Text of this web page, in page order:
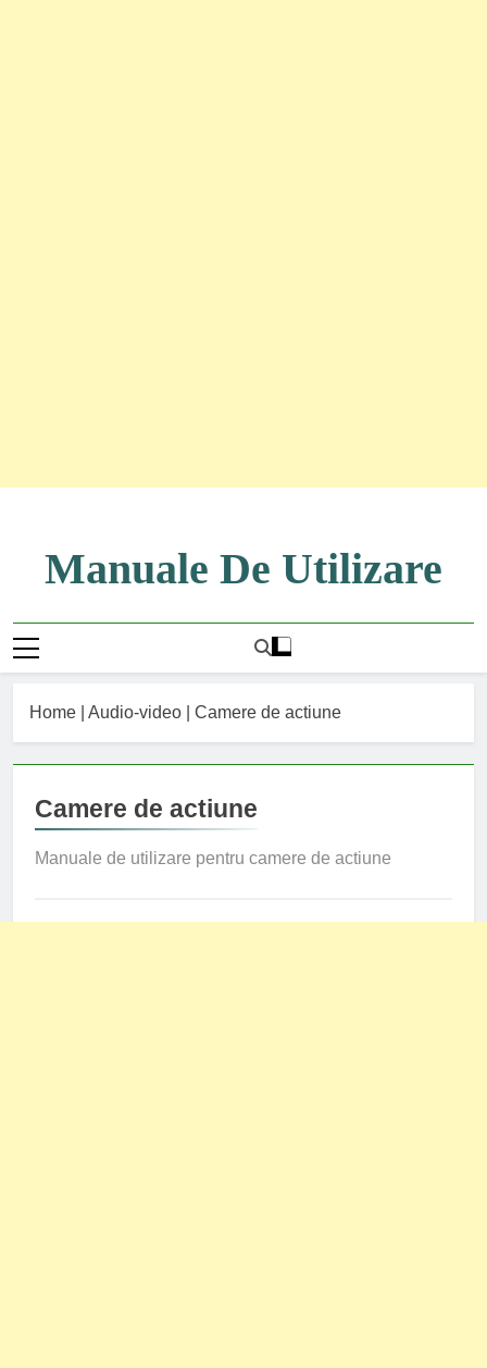
contentManuale De Utilizare
Home Audio-video Camere de actiune
Camere de actiune
Manuale de utilizare pentru camere de actiune